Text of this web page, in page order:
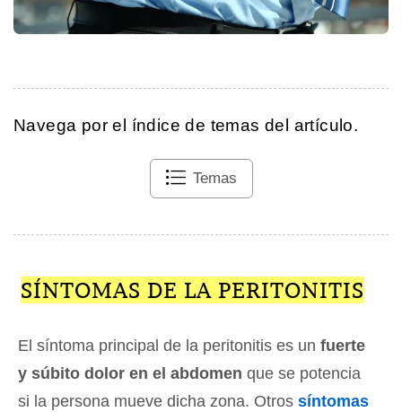
Navega por el índice de temas del artículo.
Temas
SÍNTOMAS DE LA PERITONITIS
El síntoma principal de la peritonitis es un fuerte
y súbito dolor en el abdomen que se potencia
si la persona mueve dicha zona. Otros síntomas